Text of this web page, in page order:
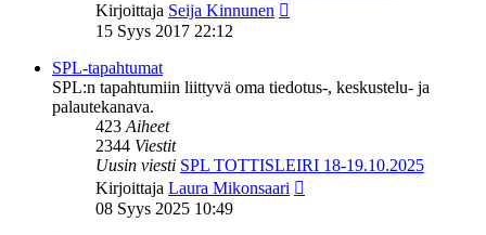
Kirjoittaja Seija Kinnunen
15 Syys 2017 22:12
SPL-tapahtumat
SPL:n tapahtumiin liittyvä oma tiedotus-, keskustelu- ja
palautekanava.
423Aiheet
2344 Viestit
Uusin viesti SPL TOTTISLEIRI 18-19.10.2025
Kirjoittaja Laura Mikonsaari
08 Syys 2025 10:49